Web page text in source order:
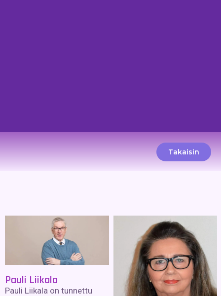
Takaisin
Pauli Liikala
Pauli Liikala on tunnettu